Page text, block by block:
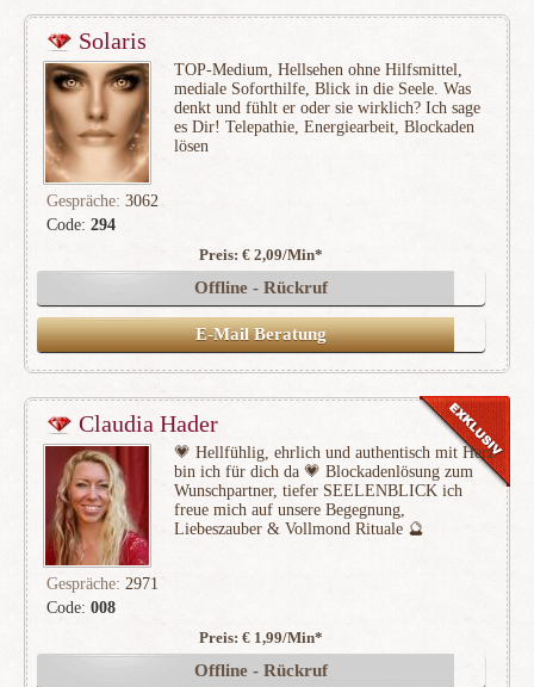
Solaris
Code: 294
TOP-Medium, Hellsehen ohne Hilfsmittel,
mediale Soforthilfe, Blick in die Seele. Was
denkt und fühlt er oder sie wirklich? Ich sage
es Dir! Telepathie, Energiearbeit, Blockaden
lösen
Gespräche: 3062
(306)
Preis: € 2,09/Min*
Offline - Rückruf
E-Mail Beratung
Claudia Hader
Code: 008
💗 Hellfühlig, ehrlich und authentisch mit Herz
bin ich für dich da 💗 Blockadenlösung zum
Wunschpartner, tiefer SEELENBLICK ich
freue mich auf unsere Begegnung,
Liebeszauber & Vollmond Rituale 🔮
Gespräche: 2971
(911)
Preis: € 1,99/Min*
Offline - Rückruf